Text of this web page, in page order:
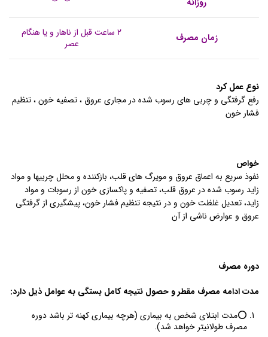
زمان مصرف
۲ ساعت قبل از ناهار و یا هنگام
عصر
نوع عمل کرد
رفع گرفتگی و چربی های رسوب شده در مجاری عروق ، تصفیه خون ، تنظیم
فشار خون
خواص
نفوذ سریع به اعماق عروق و مویرگ های قلب، بازکننده و محلل چربیها و مواد
زاید رسوب شده در عروق قلب، تصفیه و پاکسازی خون از رسوبات و مواد
زاید، تعدیل غلظت خون و در نتیجه تنظیم فشار خون، پیشگیری از گرفتگی
عروق و عوارض ناشی از آن
دوره مصرف
مدت ادامه مصرف مقطر و حصول نتیجه کامل بستگی به عوامل ذیل دارد:
⭕️مدت ابتلای شخص به بیماری (هرچه بیماری کهنه­ تر باشد دوره
مصرف طولانی­تر خواهد شد).